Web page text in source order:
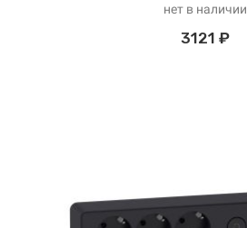
нет в наличии
3121 ₽